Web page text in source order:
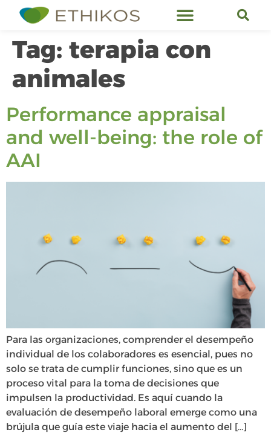
Tag: terapia con
animales
Performance appraisal
and well-being: the role of
AAI
Para las organizaciones, comprender el desempeño
individual de los colaboradores es esencial, pues no
solo se trata de cumplir funciones, sino que es un
proceso vital para la toma de decisiones que
impulsen la productividad. Es aquí cuando la
evaluación de desempeño laboral emerge como una
brújula que guía este viaje hacia el aumento del […]